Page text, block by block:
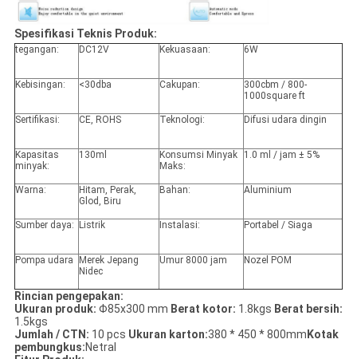
Spesifikasi Teknis Produk:
tegangan: DC12V Kekuasaan: 6W
Kebisingan: <30dba Cakupan:
300cbm / 800-
1000square ft
Sertifikasi: CE, ROHS Teknologi: Difusi udara dingin
Kapasitas
minyak:
130ml
Konsumsi Minyak
Maks:
1.0 ml / jam ± 5%
Warna:
Hitam, Perak,
Glod, Biru
Bahan: Aluminium
Sumber daya: Listrik Instalasi: Portabel / Siaga
Pompa udara
Merek Jepang
Nidec
Umur 8000 jam Nozel POM
Rincian pengepakan:
Ukuran produk: Φ85x300 mm Berat kotor: 1.8kgs Berat bersih:
1.5kgs
Jumlah / CTN: 10 pcs Ukuran karton:380 * 450 * 800mm Kotak
pembungkus:Netral